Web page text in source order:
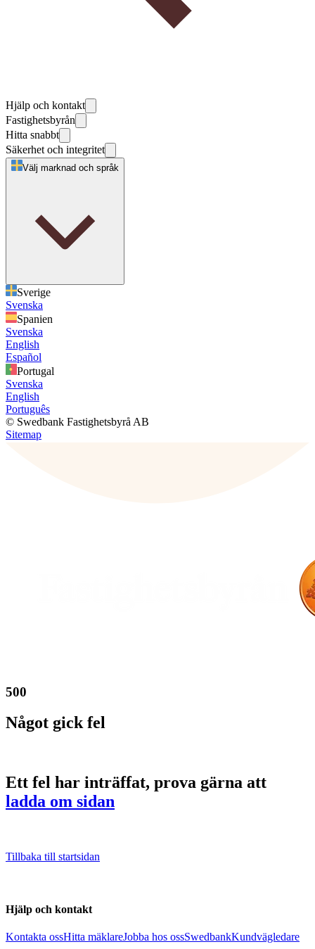
Hjälp och kontakt
Fastighetsbyrån
Hitta snabbt
Säkerhet och integritet
Välj marknad och språk
Sverige
Svenska
Spanien
Svenska
English
Español
Portugal
Svenska
English
Português
© Swedbank Fastighetsbyrå AB
Sitemap
500
Något gick fel
Ett fel har inträffat, prova gärna att
ladda om sidan
Tillbaka till startsidan
Hjälp och kontakt
Kontakta ossHitta mäklareJobba hos ossSwedbankKundvägledare